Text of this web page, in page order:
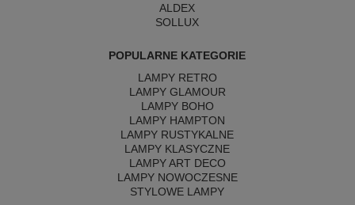
ALDEX
SOLLUX
POPULARNE KATEGORIE
LAMPY RETRO
LAMPY GLAMOUR
LAMPY BOHO
LAMPY HAMPTON
LAMPY RUSTYKALNE
LAMPY KLASYCZNE
LAMPY ART DECO
LAMPY NOWOCZESNE
STYLOWE LAMPY